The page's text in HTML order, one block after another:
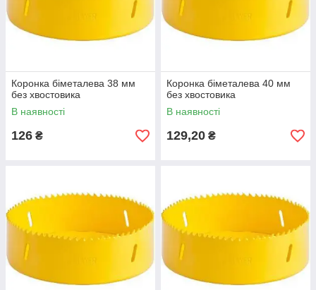
Коронка біметалева 38 мм
без хвостовика
В наявності
126 ₴
Коронка біметалева 40 мм
без хвостовика
В наявності
129,20 ₴